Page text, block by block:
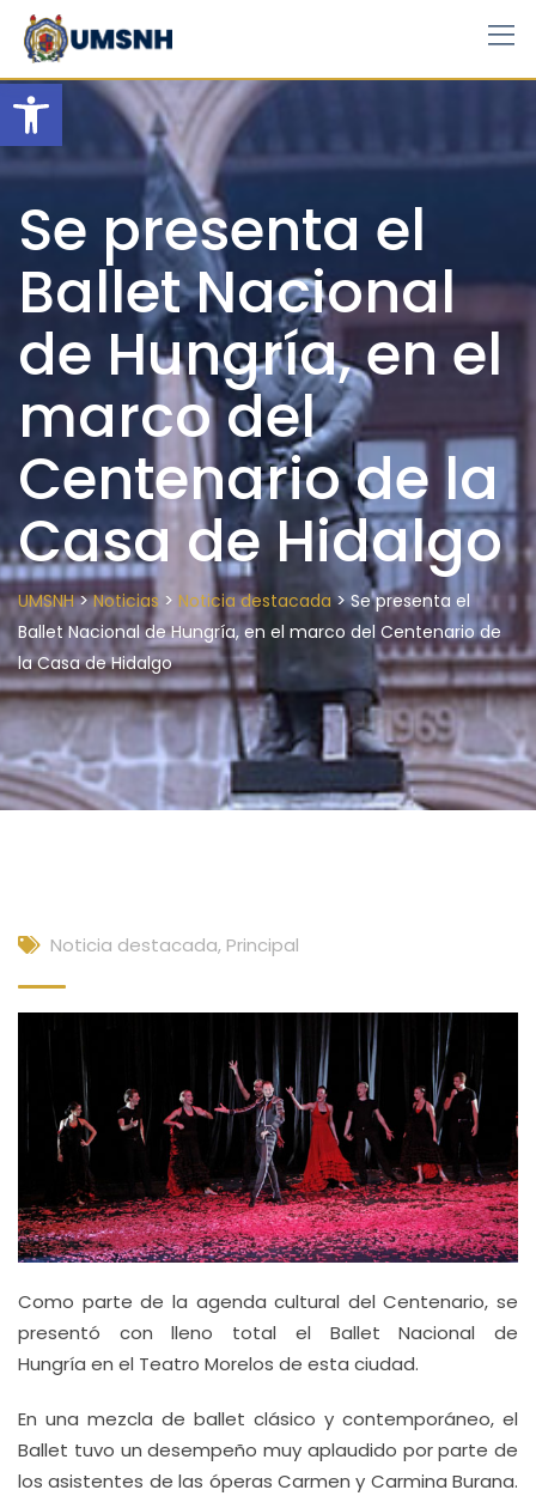
Open toolbar
Skip
content
Se presenta el
Ballet Nacional
de Hungría, en el
marco del
Centenario de la
Casa de Hidalgo
UMSNH>Noticias > Noticia destacada>Se presenta el
Ballet Nacional de Hungría, en el marco del Centenario de
la Casa de Hidalgo
Noticia destacada, Principal
Como parte de la agenda cultural del Centenario, se
presentó con lleno total el Ballet Nacional de
Hungría en el Teatro Morelos de esta ciudad.
En una mezcla de ballet clásico y contemporáneo, el
Ballet tuvo un desempeño muy aplaudido por parte de
los asistentes de las óperas Carmen y Carmina Burana.